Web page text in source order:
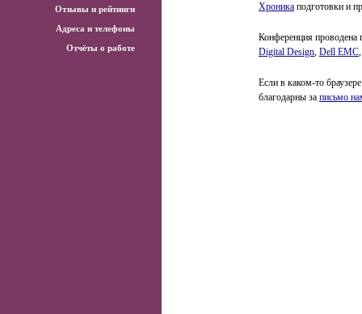
Хроника подготовки и
Конференция
Digital Design, Dell EMC
Если в каком-то
благодарны за письмо
Отзывы и рейтинги
Адреса и телефоны
Отчёты о работе